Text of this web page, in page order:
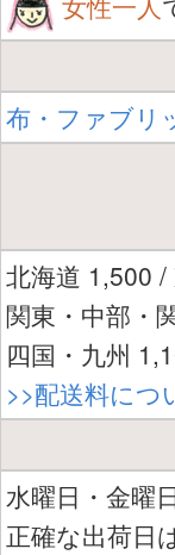
布・ファブリ
北海道 1,500
関東・中部・
四国・九州
>>配送料につ
水曜日・金曜
正確な出荷日